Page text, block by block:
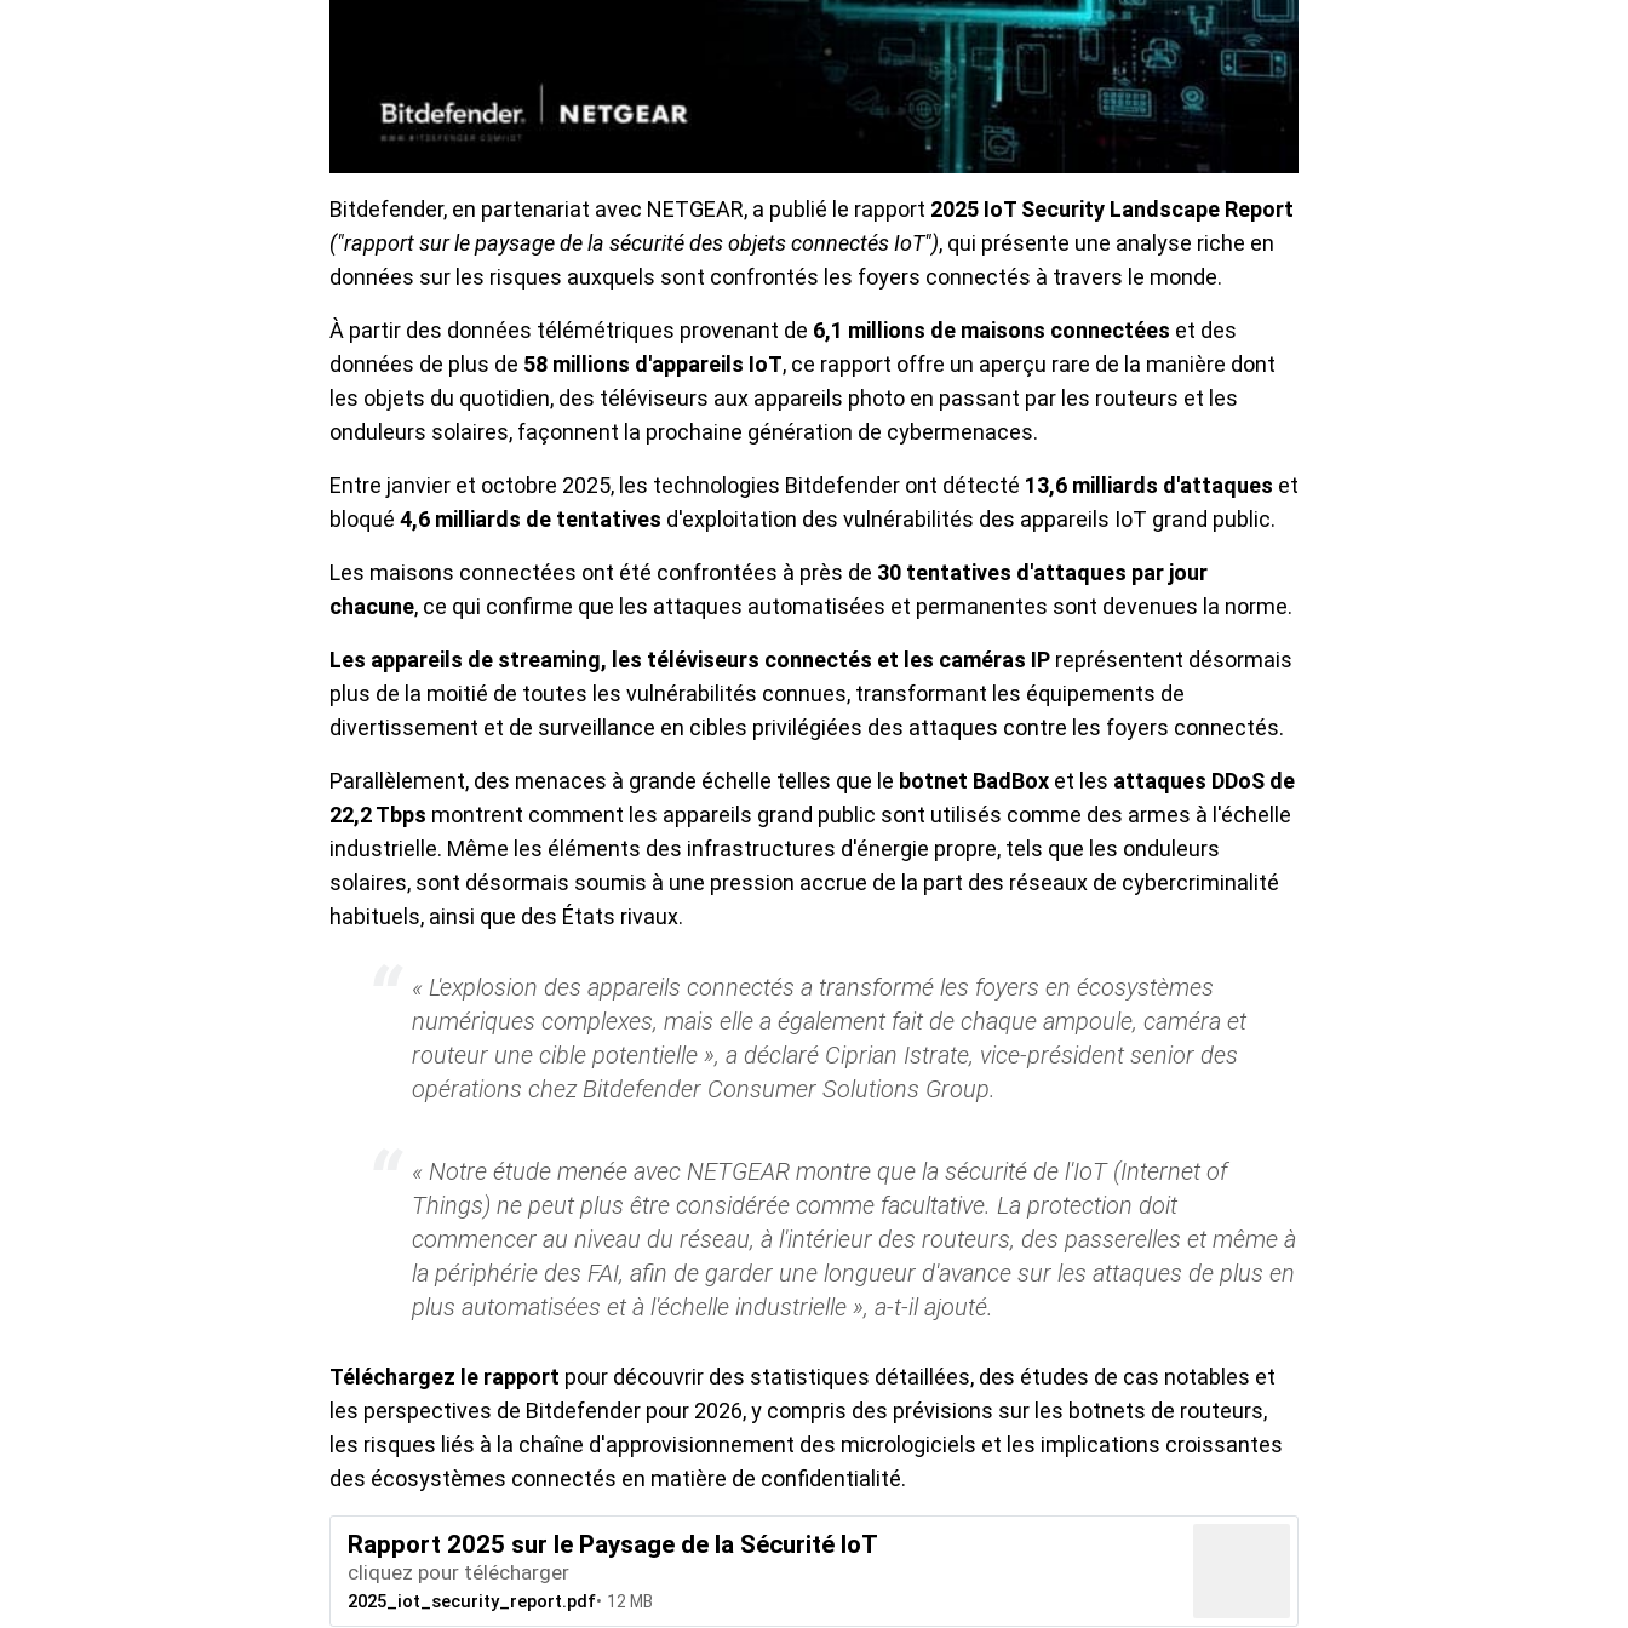
Bitdefender, en partenariat avec NETGEAR, a publié le rapport 2025 IoT Security Landscape Report
("rapport sur le paysage de la sécurité des objets connectés IoT"), qui présente une analyse riche en
données sur les risques auxquels sont confrontés les foyers connectés à travers le monde.
À partir des données télémétriques provenant de 6,1 millions de maisons connectées et des
données de plus de 58 millions d'appareils IoT, ce rapport offre un aperçu rare de la manière dont
les objets du quotidien, des téléviseurs aux appareils photo en passant par les routeurs et les
onduleurs solaires, façonnent la prochaine génération de cybermenaces.
Entre janvier et octobre 2025, les technologies Bitdefender ont détecté 13,6 milliards d'attaques et
bloqué 4,6 milliards de tentatives d'exploitation des vulnérabilités des appareils IoT grand public.
Les maisons connectées ont été confrontées à près de 30 tentatives d'attaques par jour
chacune, ce qui confirme que les attaques automatisées et permanentes sont devenues la norme.
Les appareils de streaming, les téléviseurs connectés et les caméras IP représentent désormais
plus de la moitié de toutes les vulnérabilités connues, transformant les équipements de
divertissement et de surveillance en cibles privilégiées des attaques contre les foyers connectés.
Parallèlement, des menaces à grande échelle telles que le botnet BadBox et les attaques DDoS de
22,2 Tbps montrent comment les appareils grand public sont utilisés comme des armes à l'échelle
industrielle. Même les éléments des infrastructures d'énergie propre, tels que les onduleurs
solaires, sont désormais soumis à une pression accrue de la part des réseaux de cybercriminalité
habituels, ainsi que des États rivaux.
« L'explosion des appareils connectés a transformé les foyers en écosystèmes
numériques complexes, mais elle a également fait de chaque ampoule, caméra et
routeur une cible potentielle », a déclaré Ciprian Istrate, vice-président senior des
opérations chez Bitdefender Consumer Solutions Group.
« Notre étude menée avec NETGEAR montre que la sécurité de l'IoT (Internet of
Things) ne peut plus être considérée comme facultative. La protection doit
commencer au niveau du réseau, à l'intérieur des routeurs, des passerelles et même à
la périphérie des FAI, afin de garder une longueur d'avance sur les attaques de plus en
plus automatisées et à l'échelle industrielle », a-t-il ajouté.
Téléchargez le rapport pour découvrir des statistiques détaillées, des études de cas notables et
les perspectives de Bitdefender pour 2026, y compris des prévisions sur les botnets de routeurs,
les risques liés à la chaîne d'approvisionnement des micrologiciels et les implications croissantes
des écosystèmes connectés en matière de confidentialité.
Rapport 2025 sur le Paysage de la Sécurité IoT
cliquez pour télécharger
2025_iot_security_report.pdf 12 MB